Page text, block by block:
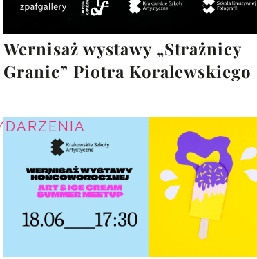
Wernisaż wystawy „Strażnicy
Granic” Piotra Koralewskiego